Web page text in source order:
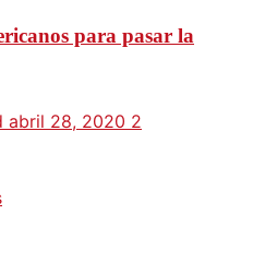
para pasar la
abril 28, 2020 2